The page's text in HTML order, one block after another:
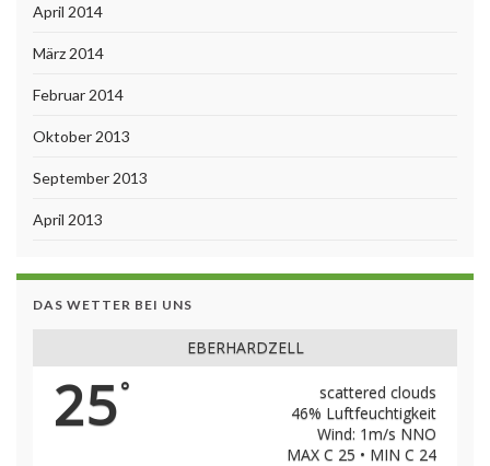
April 2014
März 2014
Februar 2014
Oktober 2013
September 2013
April 2013
DAS WETTER BEI UNS
EBERHARDZELL
25°
scattered clouds
46% Luftfeuchtigkeit
Wind: 1m/s NNO
MAX C 25 • MIN C 24